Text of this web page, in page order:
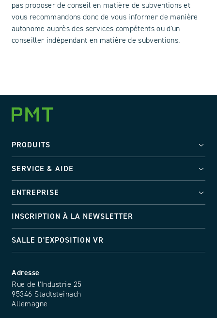
pas proposer de conseil en matière de subventions et
vous recommandons donc de vous informer de manière
autonome auprès des services compétents ou d'un
conseiller indépendant en matière de subventions.
Adresse
Rue de l'Industrie 25
95346 Stadtsteinach
Allemagne
PRODUITS
SERVICE & AIDE
ENTREPRISE
INSCRIPTION À LA NEWSLETTER
SALLE D'EXPOSITION VR